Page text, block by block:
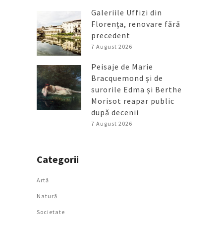
Galeriile Uffizi din
Florența, renovare fără
precedent
7 August 2026
Peisaje de Marie
Bracquemond și de
surorile Edma și Berthe
Morisot reapar public
după decenii
7 August 2026
Categorii
Artǎ
Natură
Societate